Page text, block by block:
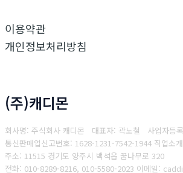
이용약관
개인정보처리방침
(주)캐디몬
회사명: 주식회사 캐디몬 대표자: 곽노철 사업자등
통신판매업신고번호: 1628-1231-7542-1944 직업소
주소: 11515 경기도 양주시 백석읍 꿈나무로 320
전화: 010-8289-8216, 010-5580-2023 이메일: